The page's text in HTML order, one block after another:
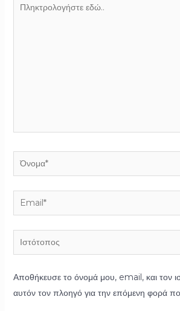
Όνομα*
Email*
Ιστότοπος
Αποθήκευσε το όνομά μου, email, και τον
αυτόν τον πλοηγό για την επόμενη φορά